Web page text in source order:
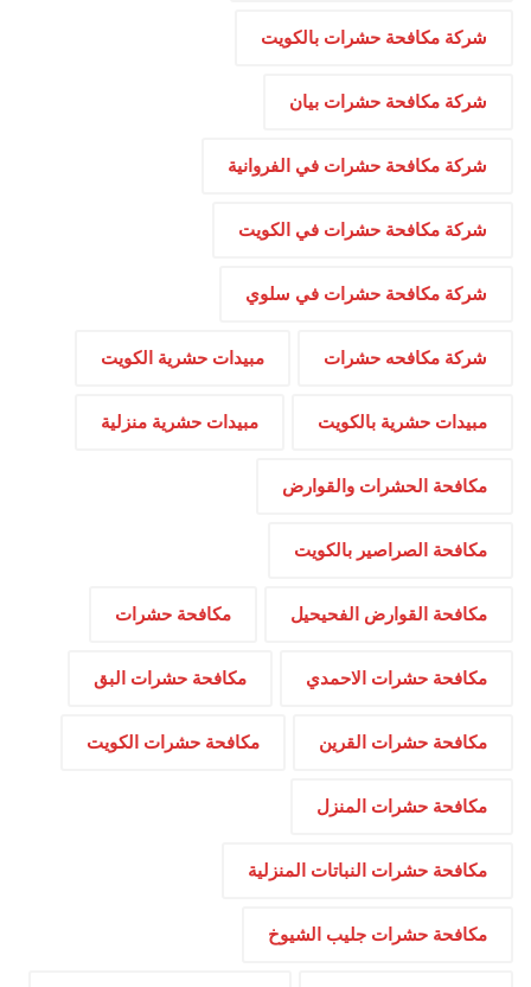
شركة مكافحة حشرات بالكويت
شركة مكافحة حشرات بيان
شركة مكافحة حشرات في الفروانية
شركة مكافحة حشرات في الكويت
شركة مكافحة حشرات في سلوي
شركة مكافحه حشرات مبيدات حشرية الكويت
مبيدات حشرية بالكويت مبيدات حشرية منزلية
مكافحة الحشرات والقوارض
مكافحة الصراصير بالكويت
مكافحة القوارض الفحيحيل مكافحة حشرات
مكافحة حشرات الاحمدي مكافحة حشرات البق
مكافحة حشرات القرين مكافحة حشرات الكويت
مكافحة حشرات المنزل
مكافحة حشرات النباتات المنزلية
مكافحة حشرات جليب الشيوخ